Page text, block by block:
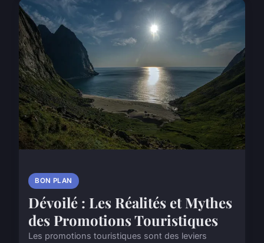
BON PLAN
Dévoilé : Les Réalités et Mythes
des Promotions Touristiques
Les promotions touristiques sont des leviers